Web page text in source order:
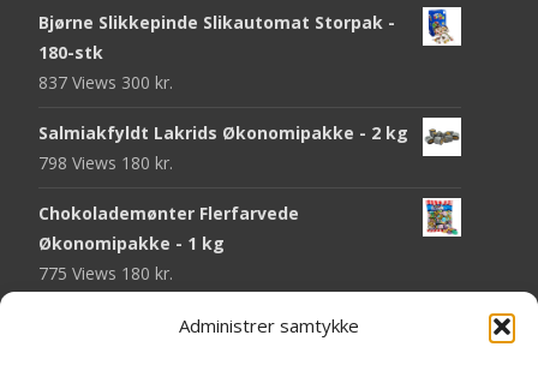
Administrer samtykke
Bjørne Slikkepinde Slikautomat Storpak -
180-stk
837 Views 300 kr.
Salmiakfyldt Lakrids Økonomipakke - 2 kg
798 Views 180 kr.
Chokolademønter Flerfarvede
Økonomipakke - 1 kg
775 Views 180 kr.
Malaco Stjerner Lakrids - 92 gram